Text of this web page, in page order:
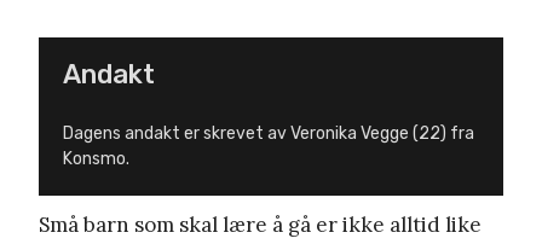
Andakt
Dagens andakt er skrevet av Veronika Vegge (22) fra
Konsmo.
Små barn som skal lære å gå er ikke alltid like